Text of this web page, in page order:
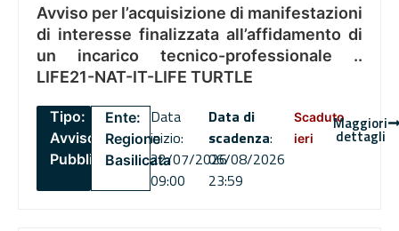
Avviso per l’acquisizione di manifestazioni
di interesse finalizzata all’affidamento di
un incarico tecnico-professionale ..
LIFE21-NAT-IT-LIFE TURTLE
Tipo:
Avviso
Pubblico
Ente:
Regione
Basilicata
Data
inizio:
22/07/2026
09:00
Data di
scadenza:
06/08/2026
23:59
Scaduto
ieri
Maggiori
dettagli